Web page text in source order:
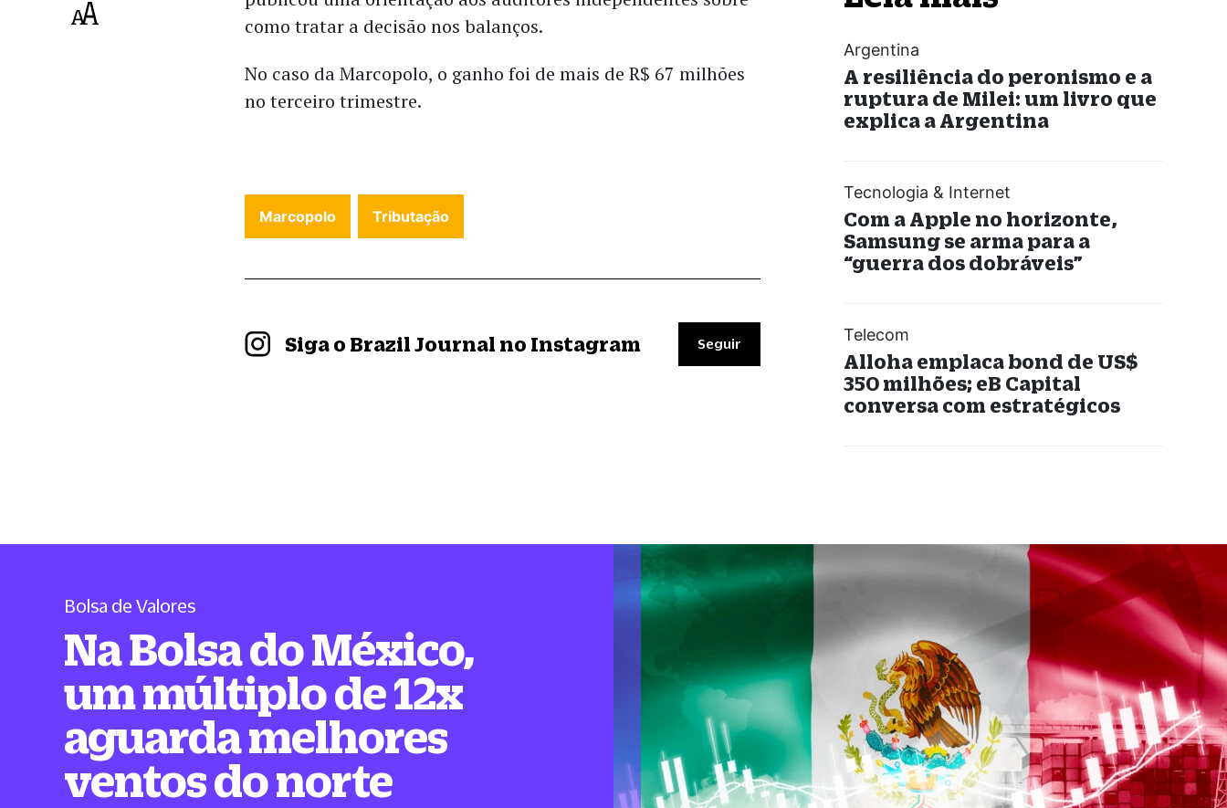
como tratar a decisão nos balanços.
No caso da Marcopolo, o ganho foi de mais de R$ 67 milhões
no terceiro trimestre.
Marcopolo Tributação
Siga o Brazil Journal no Instagram Seguir
Argentina
A resiliência do peronismo e a
ruptura de Milei: um livro que
explica a Argentina
Tecnologia & Internet
Com a Apple no horizonte,
Samsung se arma para a
“guerra dos dobráveis”
Telecom
Alloha emplaca bond de US$
350 milhões; eB Capital
conversa com estratégicos
Bolsa de Valores
Na Bolsa do México,
um múltiplo de 12x
aguarda melhores
ventos do norte